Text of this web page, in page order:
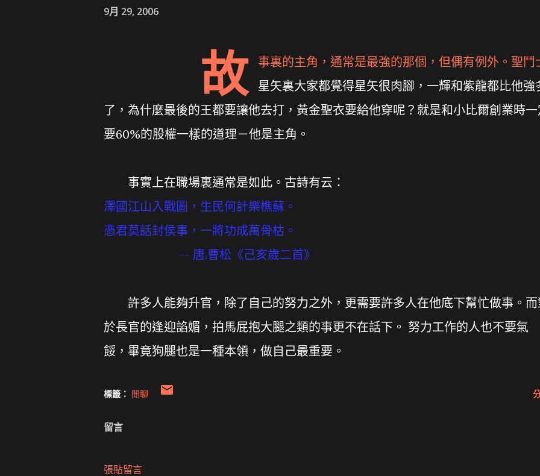
9月 29, 2006
故
事裏的主角，通常是最強的那個，但偶有例外。聖鬥
星矢裏大家都覺得星矢很肉腳，一輝和紫龍都比他強
了，為什麼最後的王都要讓他去打，黃金聖衣要給他穿呢？就是和小比爾創業時
要60%的股權一樣的道理－他是主角。
事實上在職場裏通常是如此。古詩有云：
澤國江山入戰圖，生民何計樂樵蘇。
憑君莫話封侯事，一將功成萬骨枯。
-- 唐.曹松《己亥歲二首》
許多人能夠升官，除了自己的努力之外，更需要許多人在他底下幫忙做事。而
於長官的逢迎諂媚，拍馬屁抱大腿之類的事更不在話下。 努力工作的人也不要氣
餒，畢竟狗腿也是一種本領，做自己最重要。
標籤： 閒聊
留言
張貼留言